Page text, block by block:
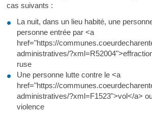
cas suivants :
La nuit, dans un lieu habité, une
personne entrée par <a
href="https://
administratives/
ruse
Une personne lutte contre le <a
href="https://
administratives/?xml=F1523">vol</a>
violence